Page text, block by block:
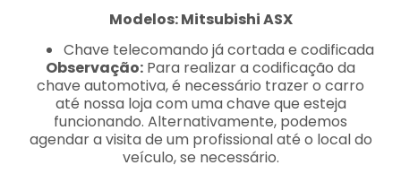
Modelos: Mitsubishi ASX
Chave telecomando já cortada e codificada
Observação: Para realizar a codificação da
chave automotiva, é necessário trazer o carro
até nossa loja com uma chave que esteja
funcionando. Alternativamente, podemos
agendar a visita de um profissional até o local do
veículo, se necessário.